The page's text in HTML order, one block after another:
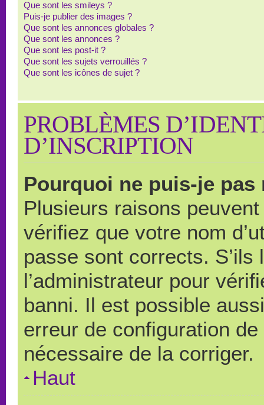
Que sont les smileys ?
Puis-je publier des images ?
Que sont les annonces globales ?
Que sont les annonces ?
Que sont les post-it ?
Que sont les sujets verrouillés ?
Que sont les icônes de sujet ?
PROBLÈMES
D’INSCRIPTION
Pourquoi ne puis-je pas
Plusieurs raisons
vérifiez que votre nom
passe sont corrects.
l’administrateur pour
banni. Il est possible
erreur de configuration
nécessaire de la corriger.
Haut